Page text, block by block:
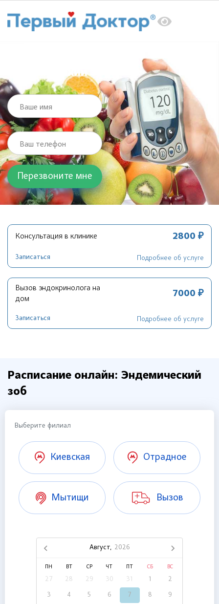
Эндемический зоб
Ваше имя
Ваш телефон
Консультация в клинике 2800 ₽
Записаться Подробнее об услуге
Вызов эндокринолога на
дом
7000 ₽
Записаться Подробнее об услуге
Расписание онлайн: Эндемический
зоб
Выберите филиал
Киевская Отрадное
Мытищи Вызов
Август, 2026
ПН ВТ СР ЧТ СБ ВС
27 28 29 30 31 1 2
3 4 5 6 7 8 9